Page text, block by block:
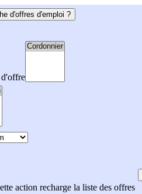
d'offres d'emploi ?
d'offre
action recharge la liste des offres